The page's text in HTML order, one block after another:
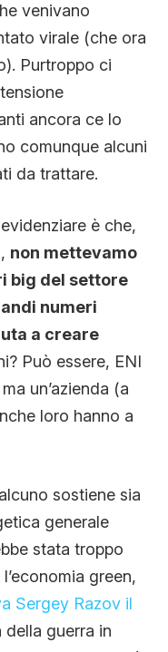
ED
venivano
virale (che ora
Purtroppo ci
ancora ce lo
comunque alcuni
da trattare.
è che,
non mettevamo
big del settore
numeri
a creare
Può essere, ENI
un’azienda (a
loro hanno a
sostiene sia
generale
stata troppo
green,
Sergey Razov il
della guerra in